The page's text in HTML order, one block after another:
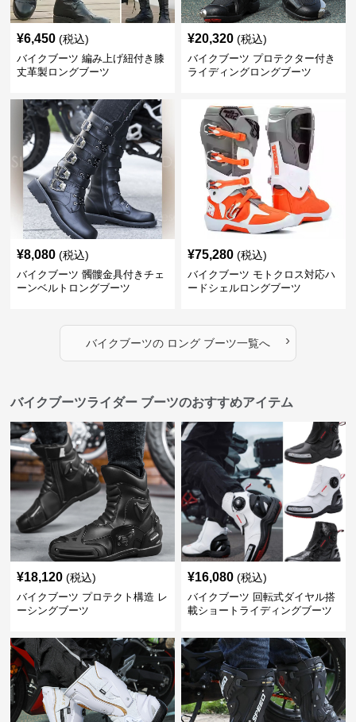
¥6,450 (税込)
バイクブーツ 編み上げ紐付き膝
丈革製ロングブーツ
¥20,320 (税込)
バイクブーツ プロテクター付き
ライディングロングブーツ
¥8,080 (税込)
バイクブーツ 髑髏金具付きチェ
ーンベルトロングブーツ
¥75,280 (税込)
バイクブーツ モトクロス対応ハ
ードシェルロングブーツ
バイクブーツのロング ブーツ一覧へ ›
バイクブーツライダー ブーツのおすすめアイテム
¥18,120 (税込)
バイクブーツ プロテクト構造 レ
ーシングブーツ
¥16,080 (税込)
バイクブーツ 回転式ダイヤル搭
載ショートライディングブーツ